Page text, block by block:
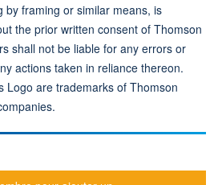
by framing or similar means, is
the prior written consent of Thomson
shall not be liable for any errors or
actions taken in reliance thereon.
Logo are trademarks of Thomson